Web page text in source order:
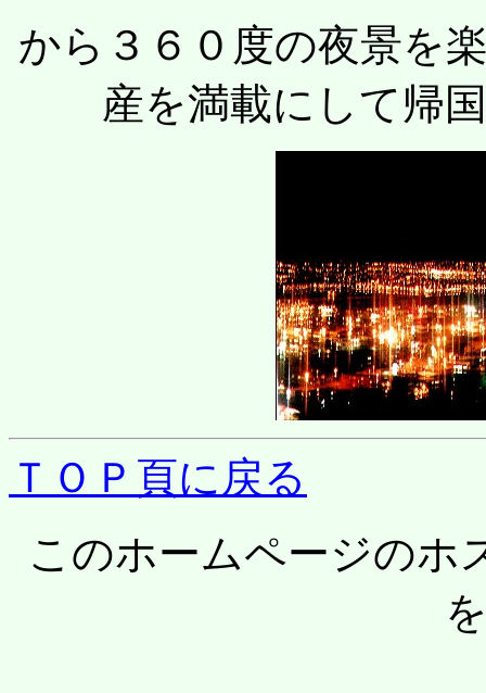
から３６０度の夜景を
産を満載にして帰
ＴＯＰ頁に戻る
このホームページのホ